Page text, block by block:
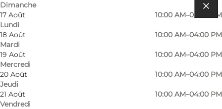
Dimanche
17 Août
Lundi
10:00 AM–04:00 PM
18 Août
Mardi
10:00 AM–04:00 PM
19 Août
Mercredi
10:00 AM–04:00 PM
20 Août
Jeudi
10:00 AM–04:00 PM
21 Août
Vendredi
10:00 AM–04:00 PM